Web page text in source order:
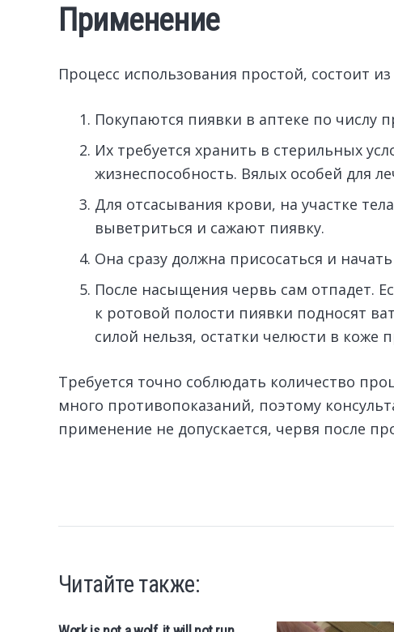
Применение
Процесс использования простой, состоит
Покупаются пиявки в аптеке по числу
Их требуется хранить в стерильных
жизнеспособность. Вялых особей для
Для отсасывания крови, на участке
выветриться и сажают пиявку.
Она сразу должна присосаться и
После насыщения червь сам отпадет.
к ротовой полости пиявки подносят
силой нельзя, остатки челюсти в коже
Требуется точно соблюдать количество
много противопоказаний, поэтому
применение не допускается, червя после
Читайте также: